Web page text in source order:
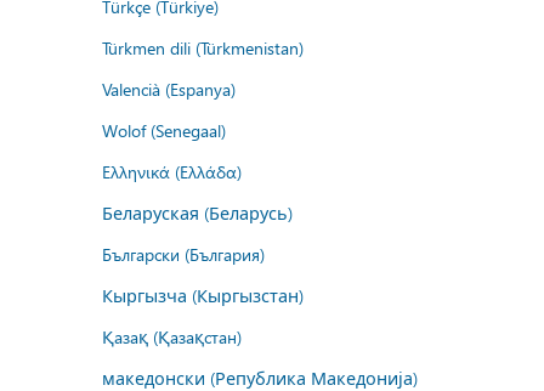
Türkçe (Türkiye)
Türkmen dili (Türkmenistan)
Valencià (Espanya)
Wolof (Senegaal)
Ελληνικά (Ελλάδα)
Беларуская (Беларусь)
Български (България)
Кыргызча (Кыргызстан)
Қазақ (Қазақстан)
македонски (Република Македонија)